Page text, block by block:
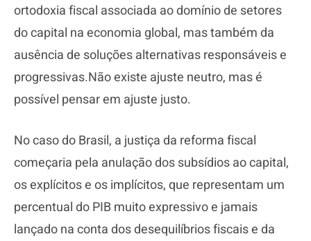
ortodoxia fiscal associada ao domínio de setores
do capital na economia global, mas também da
ausência de soluções alternativas responsáveis e
progressivas.Não existe ajuste neutro, mas é
possível pensar em ajuste justo.
No caso do Brasil, a justiça da reforma fiscal
começaria pela anulação dos subsídios ao capital,
os explícitos e os implícitos, que representam um
percentual do PIB muito expressivo e jamais
lançado na conta dos desequilíbrios fiscais e da